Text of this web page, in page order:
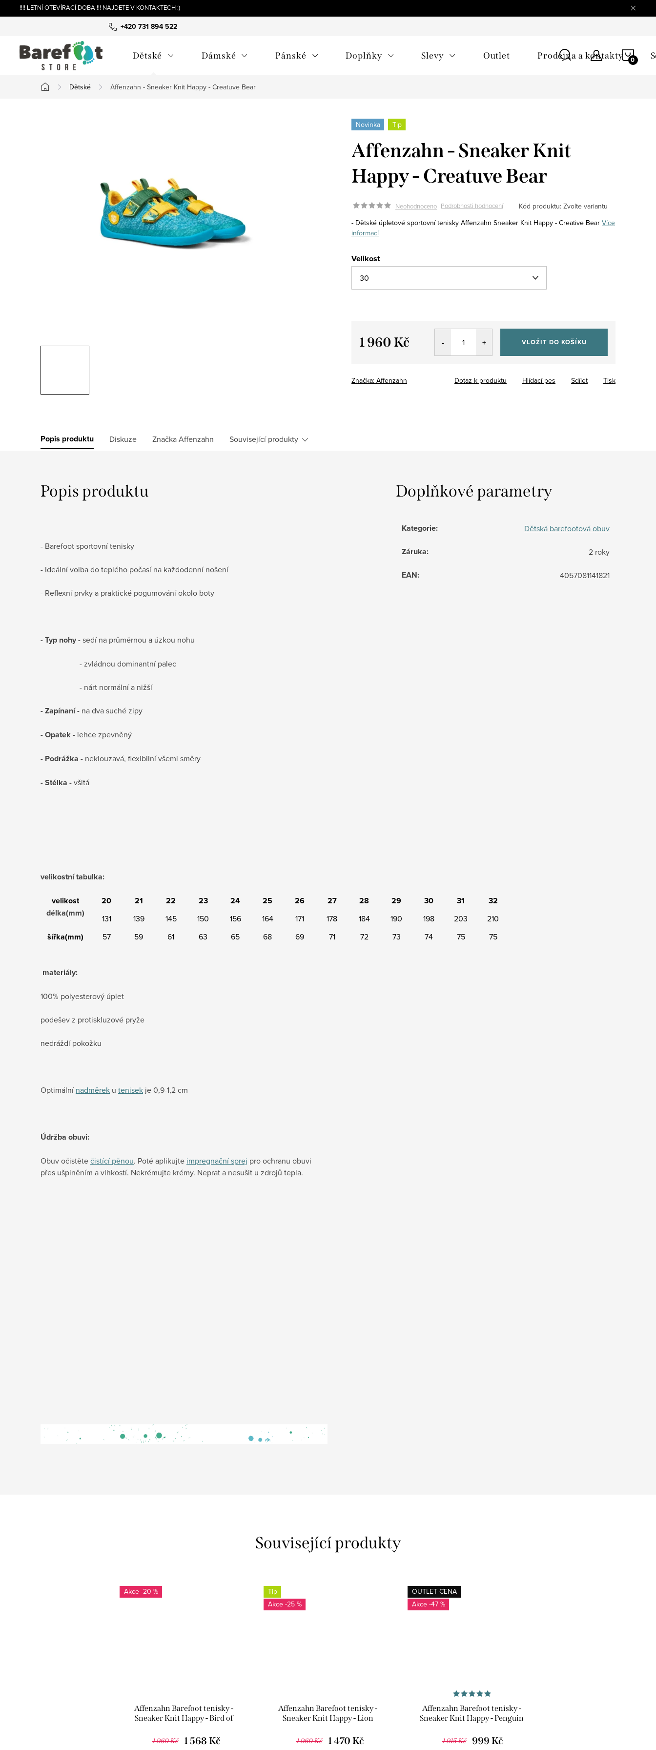
na
!!!! LETNÍ OTEVÍRACÍ DOBA !!! NAJDETE V KONTAKTECH :)
+420 731 894 522
Dětské Dámské Pánské Doplňky Slevy Outlet Prodejna a kontakty
Domů
Dětské Affenzahn - Sneaker Knit Happy - Creatuve Bear
Novinka Tip
Affenzahn - Sneaker Knit
Happy - Creatuve Bear
Neohodnoceno Podrobnosti hodnocení Kód produktu: Zvolte variantu
- Dětské úpletové sportovní tenisky Affenzahn Sneaker Knit Happy - Creative Bear Více
informací
Velikost
1 960 Kč VLOŽIT DO KOŠÍKU
Značka: Affenzahn Tisk
Dotaz k produktu Hlídací pes Sdílet
Popis produktu Diskuze ZnačkaAffenzahn Související produkty
Popis produktu
- Barefoot sportovní tenisky
- Ideální volba do teplého počasí na každodenní nošení
- Reflexní prvky a praktické pogumování okolo boty
- Typ nohy -sedí na průměrnou a úzkou nohu
- zvládnou dominantní palec
- nárt normální a nižší
- Zapínaní - na dva suché zipy
- Opatek - lehce zpevněný
- Podrážka - neklouzavá, flexibilní všemi směry
- Stélka -všitá
velikostní tabulka:
velikost 20 21 22 23 24 25 26 27 28 29 30 31
32
délka(mm)
131 139 145 150 156 164 171 178 184 190 198 203 210
šířka(mm) 57 59 61 63 65 68 69 71 72 73 74 75 75
materiály:
100% polyesterový úplet
podešev z protiskluzové pryže
nedráždí pokožku
Optimálnínadměrek u tenisek je 0,9-1,2 cm
Údržba obuvi:
Obuv očistětečistící pěnou. Poté aplikujte impregnační sprej pro ochranu obuvi
přes ušpiněním a vlhkostí. Nekrémujte krémy. Neprat a nesušit u zdrojů tepla.
Doplňkové parametry
Kategorie: Dětská barefootová obuv
Záruka: 2 roky
EAN: 4057081141821
Související produkty
-20 %
Affenzahn Barefoot tenisky -
Sneaker Knit Happy - Bird of
1 960 Kč 1 568 Kč
Tip
-25 %
Affenzahn Barefoot tenisky -
Sneaker Knit Happy - Lion
1 960 Kč 1 470 Kč
OUTLET CENA
-47 %
Affenzahn Barefoot tenisky -
Sneaker Knit Happy - Penguin
1 915 Kč 999 Kč